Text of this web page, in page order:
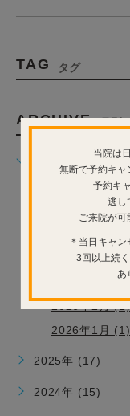
当院は
無断で予約キャ
予約キ
逃し
ご来院が可
＊当日キャ
3回以上続
あ
TAG タグ
ARCHIVE
2026年 (12)
2026年7月 (1)
2026年6月 (3)
2026年5月 (4)
2026年4月 (1)
2026年3月 (1)
2026年1月 (1)
2025年 (17)
2024年 (15)